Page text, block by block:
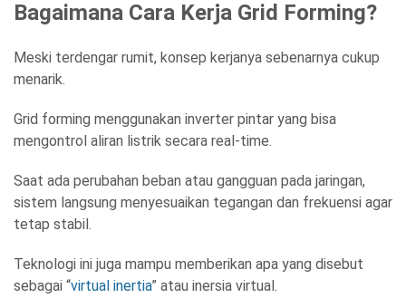
Bagaimana Cara Kerja Grid Forming?
Meski terdengar rumit, konsep kerjanya sebenarnya cukup
menarik.
Grid forming menggunakan inverter pintar yang bisa
mengontrol aliran listrik secara real-time.
Saat ada perubahan beban atau gangguan pada jaringan,
sistem langsung menyesuaikan tegangan dan frekuensi agar
tetap stabil.
Teknologi ini juga mampu memberikan apa yang disebut
sebagai “virtual inertia” atau inersia virtual.